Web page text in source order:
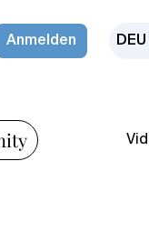
Anmelden DEU